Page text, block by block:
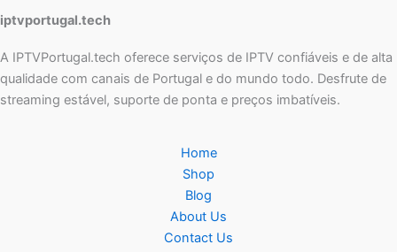
iptvportugal.tech
A IPTVPortugal.tech oferece serviços de IPTV confiáveis e de alta
qualidade com canais de Portugal e do mundo todo. Desfrute de
streaming estável, suporte de ponta e preços imbatíveis.
Home
Shop
Blog
About Us
Contact Us